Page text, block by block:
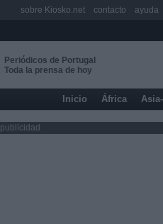
Periódicos de Portugal
Toda la prensa de hoy
Inicio África
publicidad
sobre Kiosko.net contacto ayuda